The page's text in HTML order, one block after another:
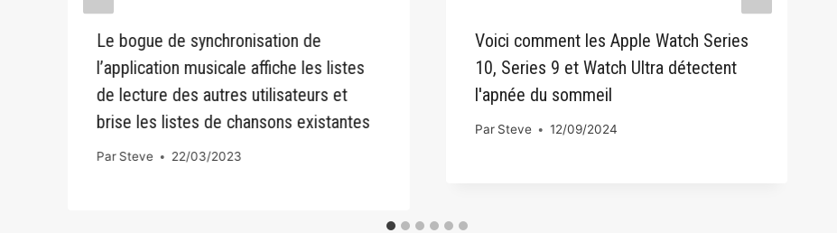
Le bogue de synchronisation de
l’application musicale affiche les listes
de lecture des autres utilisateurs et
brise les listes de chansons existantes
ParSteve 22/03/2023
Voici comment les Apple Watch Series
10, Series 9 et Watch Ultra détectent
l'apnée du sommeil
Par Steve 12/09/2024